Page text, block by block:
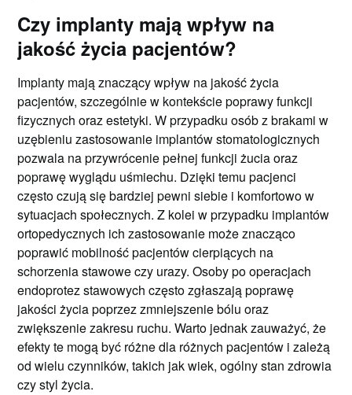
Czy implanty mają wpływ na
jakość życia pacjentów?
Implanty mają znaczący wpływ na jakość życia
pacjentów, szczególnie w kontekście poprawy funkcji
fizycznych oraz estetyki. W przypadku osób z brakami w
uzębieniu zastosowanie implantów stomatologicznych
pozwala na przywrócenie pełnej funkcji żucia oraz
poprawę wyglądu uśmiechu. Dzięki temu pacjenci
często czują się bardziej pewni siebie i komfortowo w
sytuacjach społecznych. Z kolei w przypadku implantów
ortopedycznych ich zastosowanie może znacząco
poprawić mobilność pacjentów cierpiących na
schorzenia stawowe czy urazy. Osoby po operacjach
endoprotez stawowych często zgłaszają poprawę
jakości życia poprzez zmniejszenie bólu oraz
zwiększenie zakresu ruchu. Warto jednak zauważyć, że
efekty te mogą być różne dla różnych pacjentów i zależą
od wielu czynników, takich jak wiek, ogólny stan zdrowia
czy styl życia.